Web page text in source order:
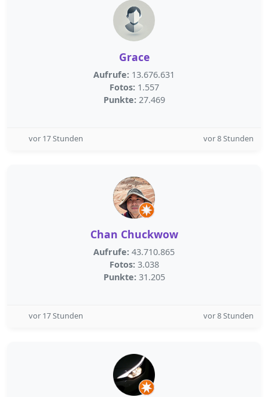
Grace
Aufrufe: 13.676.631
Fotos: 1.557
Punkte: 27.469
vor 17 Stunden vor 8 Stunden
Chan Chuckwow
Aufrufe: 43.710.865
Fotos: 3.038
Punkte: 31.205
vor 17 Stunden vor 8 Stunden